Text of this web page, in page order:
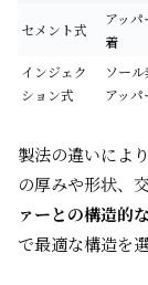
セメント式
アッ
着
インジェク
ション式
ソール
アッ
製法の違いによ
の厚みや形状、
ァーとの構造的
で最適な構造を